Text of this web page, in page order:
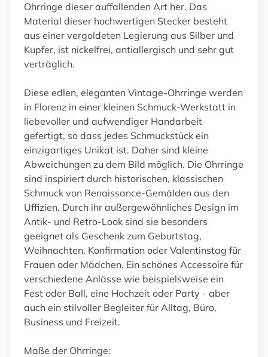
Ohrringe dieser auffallenden Art her. Das
Material dieser hochwertigen Stecker besteht
aus einer vergoldeten Legierung aus Silber und
Kupfer, ist nickelfrei, antiallergisch und sehr gut
verträglich.
Diese edlen, eleganten Vintage-Ohrringe werden
in Florenz in einer kleinen Schmuck-Werkstatt in
liebevoller und aufwendiger Handarbeit
gefertigt, so dass jedes Schmuckstück ein
einzigartiges Unikat ist. Daher sind kleine
Abweichungen zu dem Bild möglich. Die Ohrringe
sind inspiriert durch historischen, klassischen
Schmuck von Renaissance-Gemälden aus den
Uffizien. Durch ihr außergewöhnliches Design im
Antik- und Retro-Look sind sie besonders
geeignet als Geschenk zum Geburtstag,
Weihnachten, Konfirmation oder Valentinstag für
Frauen oder Mädchen. Ein schönes Accessoire für
verschiedene Anlässe wie beispielsweise ein
Fest oder Ball, eine Hochzeit oder Party - aber
auch ein stilvoller Begleiter für Alltag, Büro,
Business und Freizeit.
Maße der Ohrringe: